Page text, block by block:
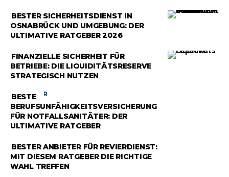
RATGEBER
BESTER SICHERHEITSDIENST IN
OSNABRÜCK UND UMGEBUNG: DER
ULTIMATIVE RATGEBER 2026
RATGEBER
FINANZIELLE SICHERHEIT FÜR
BETRIEBE: DIE LIQUIDITÄTSRESERVE
STRATEGISCH NUTZEN
RATGEBER
BESTE
BERUFSUNFÄHIGKEITSVERSICHERUNG
FÜR NOTFALLSANITÄTER: DER
ULTIMATIVE RATGEBER
RATGEBER
BESTER ANBIETER FÜR REVIERDIENST:
MIT DIESEM RATGEBER DIE RICHTIGE
WAHL TREFFEN